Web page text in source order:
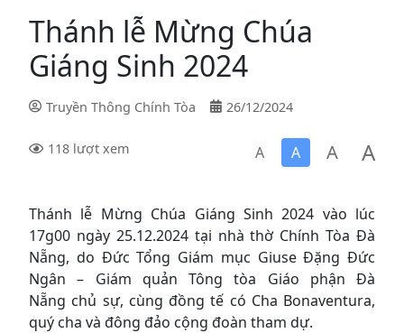
Thánh lễ Mừng Chúa
Giáng Sinh 2024
Truyền Thông Chính Tòa 26/12/2024
118 lượt xem A A A A
Thánh lễ Mừng Chúa Giáng Sinh 2024 vào lúc
17g00 ngày 25.12.2024 tại nhà thờ Chính Tòa Đà
Nẵng, do Đức Tổng Giám mục Giuse Đặng Đức
Ngân – Giám quản Tông tòa Giáo phận Đà
Nẵng chủ sự, cùng đồng tế có Cha Bonaventura,
quý cha và đông đảo cộng đoàn tham dự.